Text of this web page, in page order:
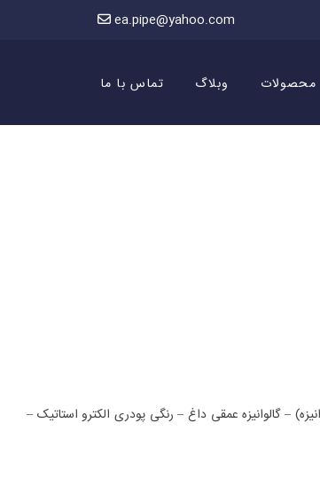
ea.pipe@yahoo.com
محصولات وبلاگ تماس با ما
– گالوانیزه عمقی داغ – رنگی پودری الکترو استاتیک –